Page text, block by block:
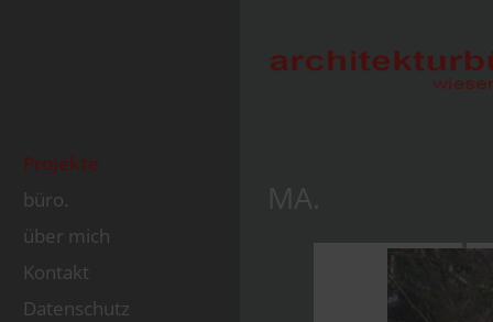
Projekte
büro.
über mich
Kontakt
Datenschutz
MA.